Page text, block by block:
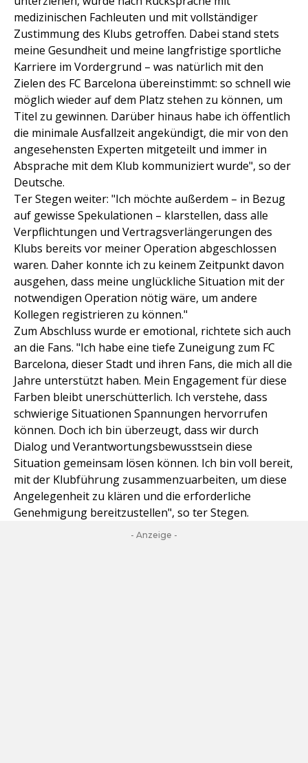
medizinischen Fachleuten und mit vollständiger
Zustimmung des Klubs getroffen. Dabei stand stets
meine Gesundheit und meine langfristige sportliche
Karriere im Vordergrund – was natürlich mit den
Zielen des FC Barcelona übereinstimmt: so schnell wie
möglich wieder auf dem Platz stehen zu können, um
Titel zu gewinnen. Darüber hinaus habe ich öffentlich
die minimale Ausfallzeit angekündigt, die mir von den
angesehensten Experten mitgeteilt und immer in
Absprache mit dem Klub kommuniziert wurde", so der
Deutsche.
Ter Stegen weiter: "Ich möchte außerdem – in Bezug
auf gewisse Spekulationen – klarstellen, dass alle
Verpflichtungen und Vertragsverlängerungen des
Klubs bereits vor meiner Operation abgeschlossen
waren. Daher konnte ich zu keinem Zeitpunkt davon
ausgehen, dass meine unglückliche Situation mit der
notwendigen Operation nötig wäre, um andere
Kollegen registrieren zu können."
Zum Abschluss wurde er emotional, richtete sich auch
an die Fans. "Ich habe eine tiefe Zuneigung zum FC
Barcelona, dieser Stadt und ihren Fans, die mich all die
Jahre unterstützt haben. Mein Engagement für diese
Farben bleibt unerschütterlich. Ich verstehe, dass
schwierige Situationen Spannungen hervorrufen
können. Doch ich bin überzeugt, dass wir durch
Dialog und Verantwortungsbewusstsein diese
Situation gemeinsam lösen können. Ich bin voll bereit,
mit der Klubführung zusammenzuarbeiten, um diese
Angelegenheit zu klären und die erforderliche
Genehmigung bereitzustellen", so ter Stegen.
- Anzeige -